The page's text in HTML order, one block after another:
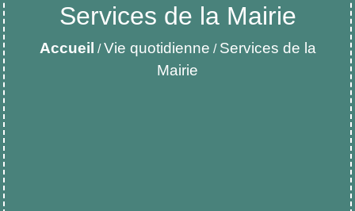
Services de la Mairie
Accueil /Vie quotidienne / Services de la
Mairie